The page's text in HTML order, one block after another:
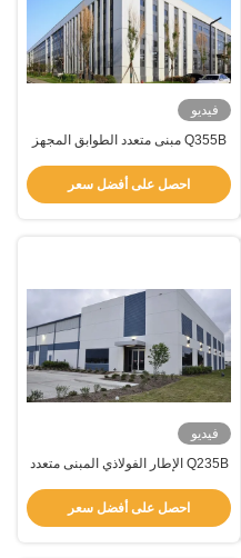
فيديو
Q355B مبنى متعدد الطوابق المجهز
فولاذ خفيف
احصل على أفضل سعر
فيديو
Q235B الإطار الفولاذي المبنى متعدد
المصبوغ / المصقول
احصل على أفضل سعر